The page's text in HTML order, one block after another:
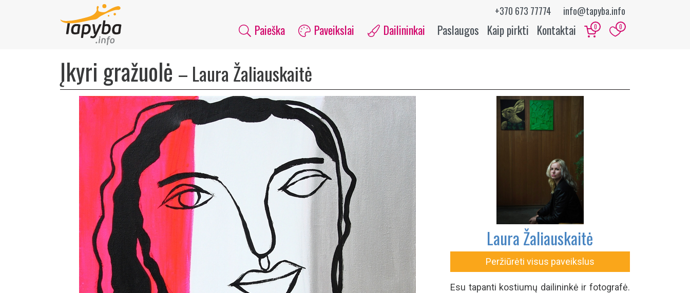
+370 673 77774 info@tapyba.info
Paieška Paveikslai Dailininkai Paslaugos Kaip pirkti Kontaktai 0 0
Įkyri gražuolė – Laura Žaliauskaitė
Laura Žaliauskaitė
Peržiūrėti visus paveikslus
Esu tapanti kostiumų dailininkė ir fotografė.